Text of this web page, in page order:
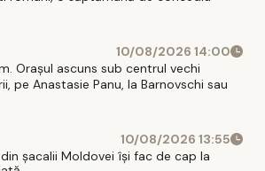
10/08/2026 14:00
Orașul ascuns sub centrul vechi
pe Anastasie Panu, la Barnovschi sau
10/08/2026 13:55
șacalii Moldovei își fac de cap la